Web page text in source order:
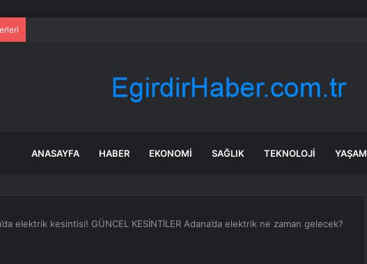
ANASAYFA HABER EKONOMI SAĞLIK TEKNOLOJI YAŞAM
elektrik kesintisi! GÜNCEL KESİNTİLER Adana’da elektrik ne zaman gelecek?